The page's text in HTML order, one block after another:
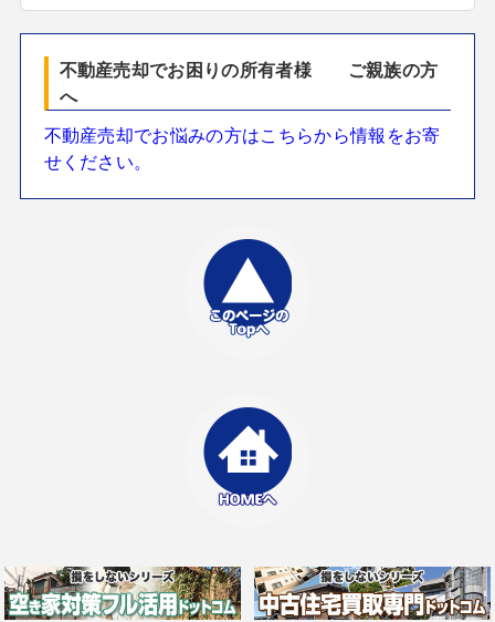
不動産売却でお困りの所有者様 ご親族の方
へ
不動産売却でお悩みの方はこちらから情報をお寄
せください。